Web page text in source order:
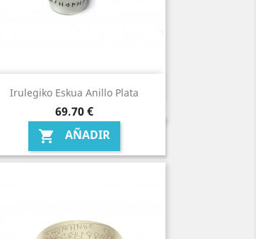
Irulegiko Eskua Anillo Plata
Precio
69,70 €
 AÑADIR